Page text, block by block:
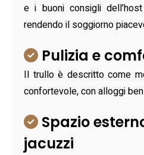
e i buoni consigli
rendendo il soggiorno
Pulizia e
Il trullo è descritto come
confortevole, con alloggi
Spazio
jacuzzi